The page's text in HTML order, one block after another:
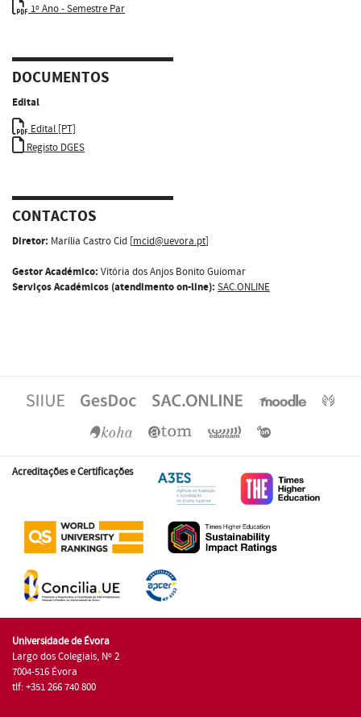
1º Ano - Semestre Par
DOCUMENTOS
Edital
Edital [PT]
Registo DGES
CONTACTOS
Diretor: Marília Castro Cid [mcid@uevora.pt]
Gestor Académico: Vitória dos Anjos Bonito Guiomar
Serviços Académicos (atendimento on-line): SAC.ONLINE
Acreditações e Certificações
Universidade de Évora
Largo dos Colegiais, Nº 2
7004-516 Évora
tlf: +351 266 740 800